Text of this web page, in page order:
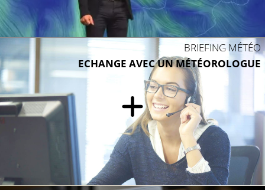
BRIEFING MÉTÉO
ECHANGE AVEC UN MÉTÉOROLOGUE